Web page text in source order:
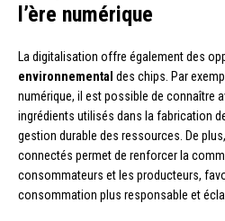
l’ère numérique
La digitalisation offre également des
environnemental des chips. Par
numérique, il est possible de connaître
ingrédients utilisés dans la fabrication
gestion durable des ressources. De
connectés permet de renforcer la
consommateurs et les producteurs,
consommation plus responsable et